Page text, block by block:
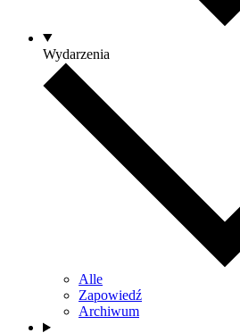
Wydarzenia
Alle
Zapowiedź
Archiwum